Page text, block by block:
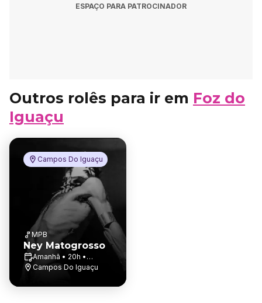
ESPAÇO PARA PATROCINADOR
Outros rolês para ir em Foz do
Iguaçu
Campos Do Iguaçu
MPB
Ney Matogrosso
Amanhã • 20h •
Recanto Cataratas
Campos Do Iguaçu